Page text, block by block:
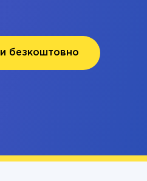
безкоштовно